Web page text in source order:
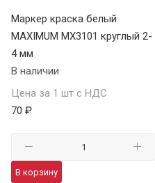
Маркер краска белый
MAXIMUM MX3101 круглый 2-
4 мм
В наличии
Цена за 1 шт с НДС
70 ₽
В корзину